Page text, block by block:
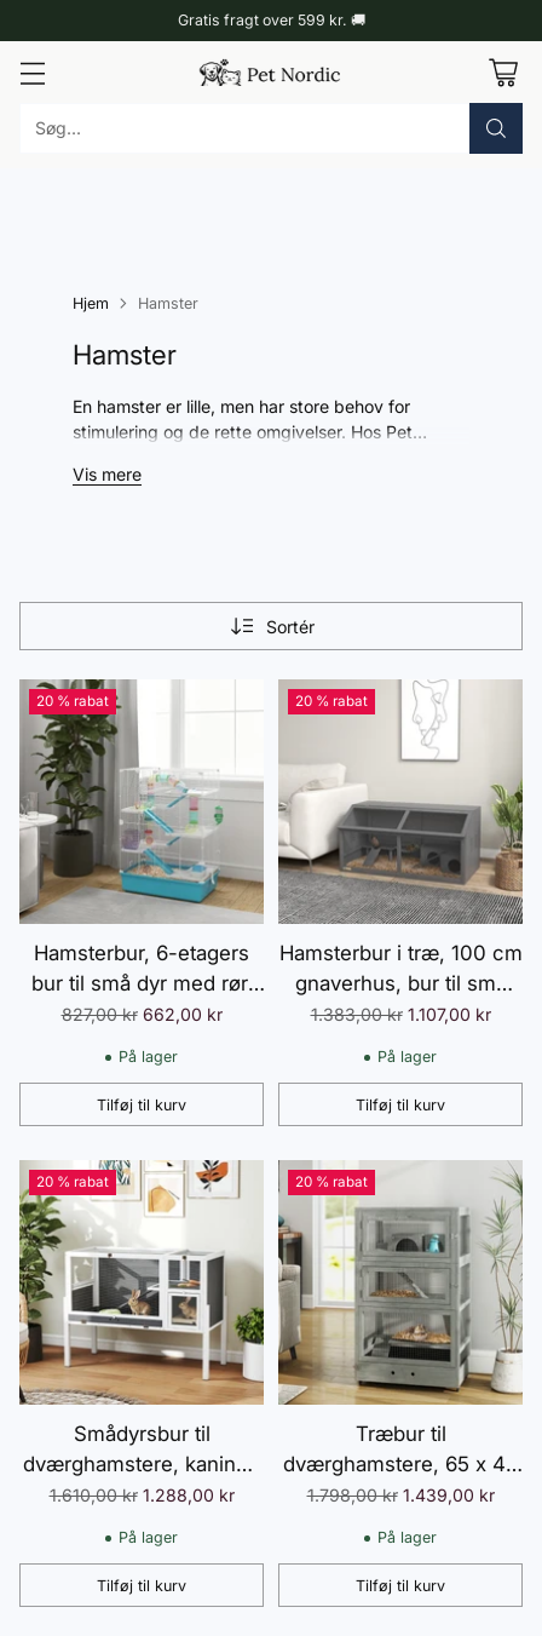
Gratis fragt over 599 kr. 🚚
Søg...
Hjem Hamster
Hamster
En hamster er lille, men har store behov for
stimulering og de rette omgivelser. Hos Pet
hamsterens naturlige adfærd og trivsel. Vi gør det
Vis mere
Sortér
20 % rabat
Hamsterbur, 6-etagers
bur til små dyr med rør,
tunneler, hytte,
træningshjul, madskål,
dværghamstere og
cm lyseblå
Normalpris
827,00 kr 662,00 kr
På lager
Tilføj til kurv
Antal
20 % rabat
Hamsterbur i træ, 100 cm
gnaverhus, bur til små
dyr, legehus med
hængebro, stiger, tag der
mørkegrå
Normalpris
1.383,00 kr 1.107,00 kr
På lager
Tilføj til kurv
Antal
20 % rabat
Smådyrsbur til
dværghamstere, kaniner,
marsvin, med tilbehør,
hævet design, træ, metal,
Normalpris
1.610,00 kr 1.288,00 kr
På lager
Tilføj til kurv
Antal
20 % rabat
Træbur til
dværghamstere, 65 x 45
x 109 cm gnaverbur med
hytter, vippe, palle,
til små dyr med lås,
Normalpris
1.798,00 kr 1.439,00 kr
På lager
Tilføj til kurv
Antal